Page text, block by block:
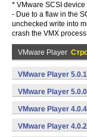
* VMware SCSI
- Due to a flaw in the
unchecked write into
crash the VMX
VMware Player
VMware Player
VMware Player
VMware Player
VMware Player